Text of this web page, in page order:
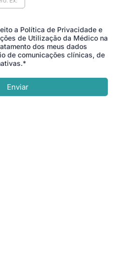
a Política de Privacidade e
de Utilização da Médico na
dos meus dados
de comunicações clínicas, de
Enviar